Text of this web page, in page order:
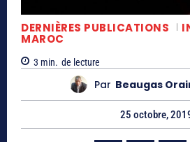
DERNIÈRES PUBLICATIONS
MAROC
3 min. de lecture
Par Beaugas
25 octobre,